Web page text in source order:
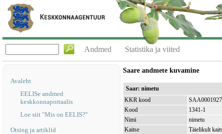
Andmed Statistika ja viited
Avaleht
EELISe andmed
keskkonnaportaalis
Loe siit "Mis on EELIS?"
Otsing ja artiklid
Saare andmete kuvamine
Saar: nimetu
KKR kood
SAA0001927
Kood
1341-1
Nimi
nimetu
Kaitse
Täielikult